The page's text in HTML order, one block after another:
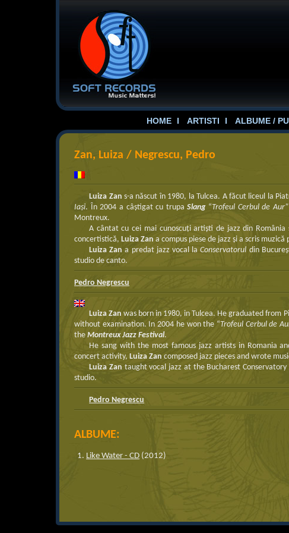
HOME ARTISTI ALBUME /
Zan, Luiza / Negrescu, Pedro
Luiza Zan s-a născut în 1980, la Tulcea. A făcut liceul la
Iași. În 2004 a câştigat cu trupaSlang“Trofeul Cerbul de Aur”
Montreux.
A cântat cu cei mai cunoscuţi artişti de jazz din
concertistică,Luiza Zan a compus piese de jazz şi a scris
Luiza Zan a predat jazz vocal laConservatorul din
studio de canto.
Pedro Negrescu
Luiza Zan was born in 1980, in Tulcea. He graduated from
without examination. In 2004 he won the “Trofeul Cerbul de
theMontreux Jazz Festival.
He sang with the most famous jazz artists in Romania
concert activity,Luiza Zan composed jazz pieces and wrote
Luiza Zan taught vocal jazz at the Bucharest
studio.
Pedro Negrescu
ALBUME:
Like Water - CD (2012)